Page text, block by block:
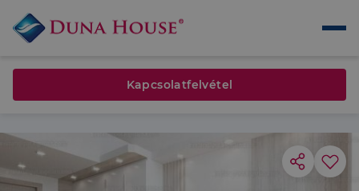
Kapcsolatfelvétel